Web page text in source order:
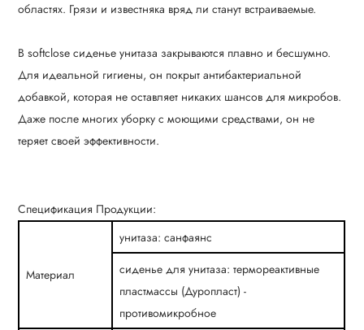
областях. Грязи и известняка вряд ли станут встраиваемые.
В softclose сиденье унитаза закрываются плавно и бесшумно.
Для идеальной гигиены, он покрыт антибактериальной
добавкой, которая не оставляет никаких шансов для микробов.
Даже после многих уборку с моющими средствами, он не
теряет своей эффективности.
Спецификация Продукции:
Материал
унитаза: санфаянс
сиденье для унитаза: термореактивные
пластмассы (Дуропласт) -
противомикробное